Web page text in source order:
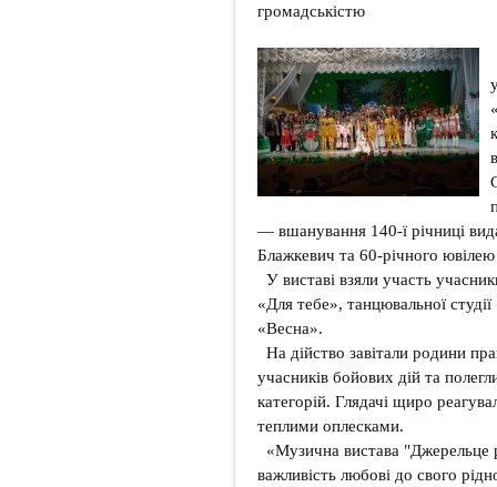
громадськістю
— вшанування 140-ї річниці
Блажкевич та 60-річного ювілею
У виставі взяли участь
«Для тебе», танцювальної
«Весна».
На дійство завітали родини
учасників бойових дій та
категорій. Глядачі щиро
теплими оплесками.
«Музична вистава "Джерельце
важливість любові до свого